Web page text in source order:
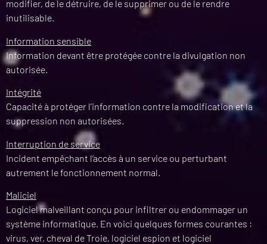
modifier, de le détruire, de le supprimer ou de le rendre
inutilisable.
Information sensible
Information devant être protégée contre la divulgation non
autorisée.
Intégrité
Capacité à protéger l’information contre la modification et la
suppression non autorisées.
Interruption de service
Incident empêchant l’accès à un service ou perturbant
autrement le fonctionnement normal.
Maliciel
Logiciel malveillant conçu pour infiltrer ou endommager un
système informatique. En voici quelques formes courantes :
virus, ver, cheval de Troie, logiciel espion et logiciel